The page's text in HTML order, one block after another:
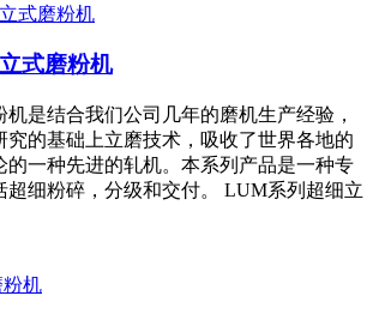
式磨粉机
机是结合我们公司几年的磨机生产经验，
究的基础上立磨技术，吸收了世界各地的
的一种先进的轧机。本系列产品是一种专
超细粉碎，分级和交付。 LUM系列超细立